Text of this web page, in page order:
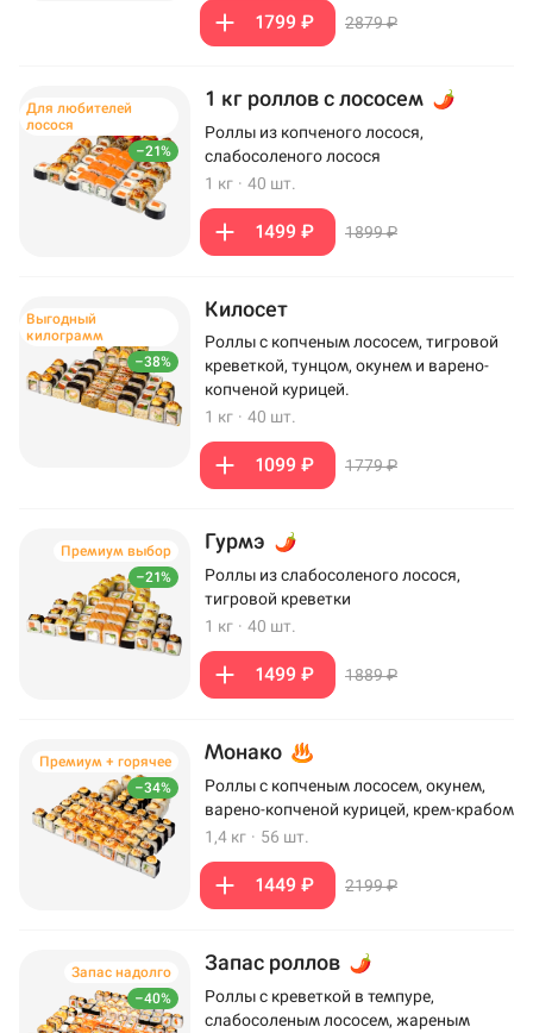
1799 ₽ 2879 ₽
–21%
Для любителей
лосося
1 кг роллов с лососем
Роллы из копченого лосося,
слабосоленого лосося
1 кг · 40 шт.
1499 ₽ 1899 ₽
–38%
Выгодный
килограмм
Килосет
Роллы с копченым лососем, тигровой
креветкой, тунцом, окунем и варено-
копченой курицей.
1 кг · 40 шт.
1099 ₽ 1779 ₽
–21%
Премиум выбор Гурмэ
Роллы из слабосоленого лосося,
тигровой креветки
1 кг · 40 шт.
1499 ₽ 1889 ₽
–34%
Премиум + горячее Монако
Роллы с копченым лососем, окунем,
варено-копченой курицей, крем-крабом
1,4 кг · 56 шт.
1449 ₽ 2199 ₽
–40%
Запас надолго Запас роллов
Роллы с креветкой в темпуре,
слабосоленым лососем, жареным